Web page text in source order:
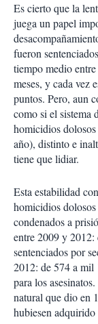
Es cierto que la
juega un papel
fueron
tiempo medio
meses, y cada vez
puntos. Pero, aun
como si el sistema
homicidios
año), distinto e
tiene que lidiar.
Esta estabilidad
homicidios
condenados a
entre 2009 y
sentenciados por
2012: de 574 a mil
para los
natural que dio en
hubiesen